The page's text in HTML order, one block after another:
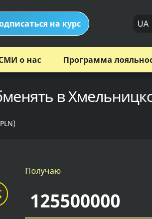
на курс UA
о нас Программа
в
Получаю